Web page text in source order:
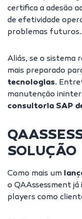
certifica a adesão
de efetividade
problemas futuros.
Aliás, se o sistema
mais preparado
tecnologias.
manutenção
consultoria SAP
SOLUÇÃO
Como mais um
o QAAssessment
players como